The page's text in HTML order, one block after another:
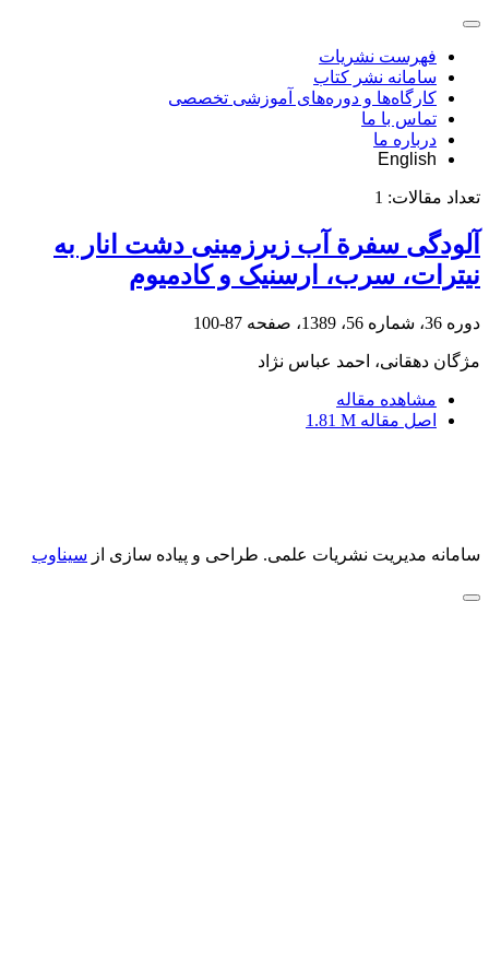
فهرست نشریات
سامانه نشر کتاب
کارگاه‌ها و دوره‌های آموزشی تخصصی
تماس با ما
درباره ما
English
تعداد مقالات: 1
آلودگی سفرة آب زیرزمینی دشت انار به
نیترات، سرب، ارسنیک و کادمیوم
دوره 36، شماره 56، 1389، صفحه 87-100
م‍ژگان دهقانی، احمد عباس نژاد
مشاهده مقاله
اصل مقاله 1.81 M
سامانه مدیریت نشریات علمی. طراحی و پیاده سازی از سیناوب